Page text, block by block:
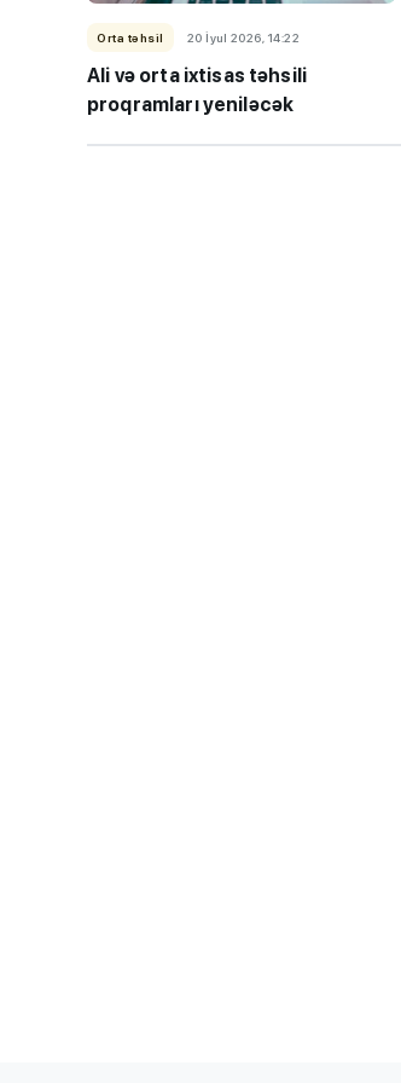
Orta təhsil 20 İyul 2026, 14:22
Ali və orta ixtisas təhsili
proqramları yeniləcək